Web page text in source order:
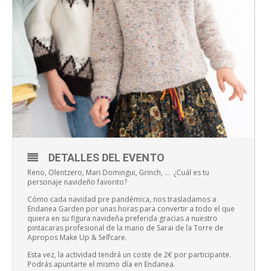
DETALLES DEL EVENTO
Reno, Olentzero, Mari Domingui, Grinch, … ¿Cuál es tu
personaje navideño favorito?
Cómo cada navidad pre pandémica, nos trasladamos a
Endanea Garden por unas horas para convertir a todo el que
quiera en su figura navideña preferida gracias a nuestro
pintacaras profesional de la mano de Sarai de la Torre de
Apropos Make Up & Selfcare.
Esta vez, la actividad tendrá un coste de 2€ por participante.
Podrás apuntarte el mismo día en Endanea.